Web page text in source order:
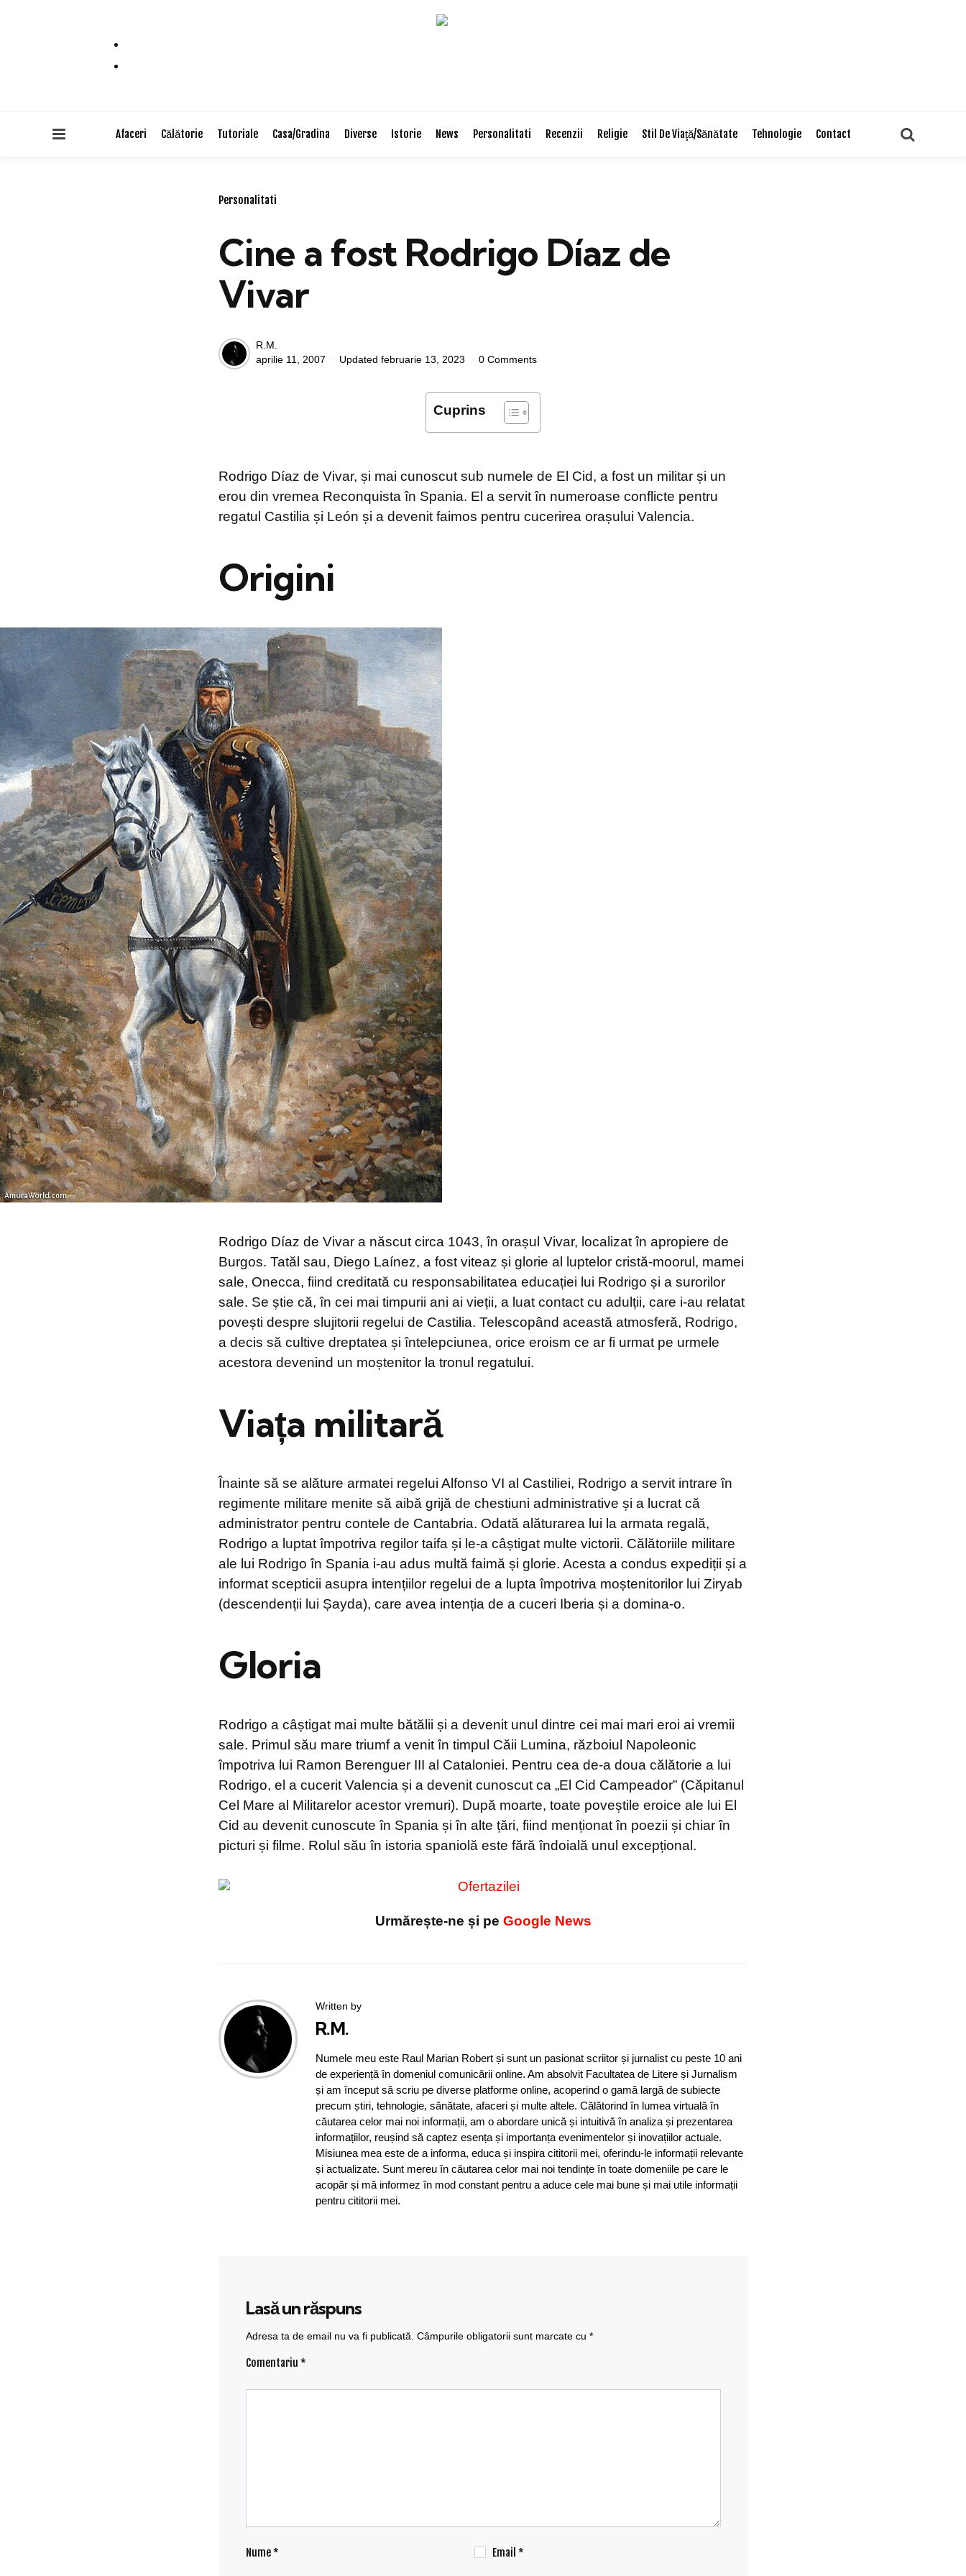
Afaceri Călătorie Tutoriale Casa/Gradina Diverse Istorie News Personalitati Recenzii Religie Stil De Viaţă/Sănătate Tehnologie Contact
Categories
Personalitati
Cine a fost Rodrigo Díaz de
Vivar
Posted
by
R.M.
aprilie 11, 2007
Updated februarie 13, 2023 0 Comments
Cuprins
Rodrigo Díaz de Vivar, și mai cunoscut sub numele de El Cid, a fost un militar și un
erou din vremea Reconquista în Spania. El a servit în numeroase conflicte pentru
regatul Castilia și León și a devenit faimos pentru cucerirea orașului Valencia.
Origini
Rodrigo Díaz de Vivar a născut circa 1043, în orașul Vivar, localizat în apropiere de
Burgos. Tatăl sau, Diego Laínez, a fost viteaz și glorie al luptelor cristă-moorul, mamei
sale, Onecca, fiind creditată cu responsabilitatea educației lui Rodrigo și a surorilor
sale. Se știe că, în cei mai timpurii ani ai vieții, a luat contact cu adulții, care i-au relatat
povești despre slujitorii regelui de Castilia. Telescopând această atmosferă, Rodrigo,
a decis să cultive dreptatea și întelepciunea, orice eroism ce ar fi urmat pe urmele
acestora devenind un moștenitor la tronul regatului.
Viața militară
Înainte să se alăture armatei regelui Alfonso VI al Castiliei, Rodrigo a servit intrare în
regimente militare menite să aibă grijă de chestiuni administrative și a lucrat că
administrator pentru contele de Cantabria. Odată alăturarea lui la armata regală,
Rodrigo a luptat împotriva regilor taifa și le-a câștigat multe victorii. Călătoriile militare
ale lui Rodrigo în Spania i-au adus multă faimă și glorie. Acesta a condus expediții și a
informat scepticii asupra intențiilor regelui de a lupta împotriva moștenitorilor lui Ziryab
(descendenții lui Șayda), care avea intenția de a cuceri Iberia și a domina-o.
Gloria
Rodrigo a câștigat mai multe bătălii și a devenit unul dintre cei mai mari eroi ai vremii
sale. Primul său mare triumf a venit în timpul Căii Lumina, războiul Napoleonic
împotriva lui Ramon Berenguer III al Cataloniei. Pentru cea de-a doua călătorie a lui
Rodrigo, el a cucerit Valencia și a devenit cunoscut ca „El Cid Campeador” (Căpitanul
Cel Mare al Militarelor acestor vremuri). După moarte, toate poveștile eroice ale lui El
Cid au devenit cunoscute în Spania și în alte țări, fiind menționat în poezii și chiar în
picturi și filme. Rolul său în istoria spaniolă este fără îndoială unul excepțional.
Urmărește-ne și pe Google News
Written by
R.M.
Numele meu este Raul Marian Robert și sunt un pasionat scriitor și jurnalist cu peste 10 ani
de experiență în domeniul comunicării online. Am absolvit Facultatea de Litere și Jurnalism
și am început să scriu pe diverse platforme online, acoperind o gamă largă de subiecte
precum știri, tehnologie, sănătate, afaceri și multe altele. Călătorind în lumea virtuală în
căutarea celor mai noi informații, am o abordare unică și intuitivă în analiza și prezentarea
informațiilor, reușind să captez esența și importanța evenimentelor și inovațiilor actuale.
Misiunea mea este de a informa, educa și inspira cititorii mei, oferindu-le informații relevante
și actualizate. Sunt mereu în căutarea celor mai noi tendințe în toate domeniile pe care le
acopăr și mă informez în mod constant pentru a aduce cele mai bune și mai utile informații
pentru cititorii mei.
Lasă un răspuns
Adresa ta de email nu va fi publicată. Câmpurile obligatorii sunt marcate cu *
Comentariu *
Nume* Email *